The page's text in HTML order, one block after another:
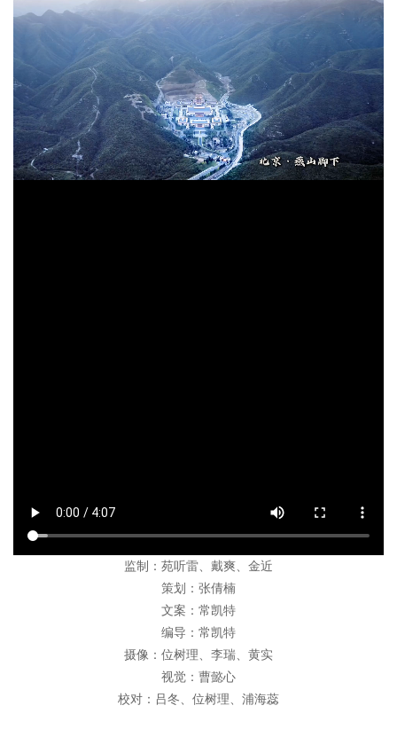
监制：苑听雷、戴爽、金近
策划：张倩楠
文案：常凯特
编导：常凯特
摄像：位树理、李瑞、黄实
视觉：曹懿心
校对：吕冬、位树理、浦海蕊